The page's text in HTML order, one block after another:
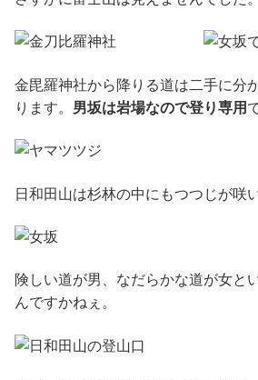
金毘羅神社から降りる道は二手に分
ります。 男坂は岩場なので登り専用
日和田山は杉林の中にもつつじが咲
険しい道が男、なだらかな道が女と
んですかねぇ。